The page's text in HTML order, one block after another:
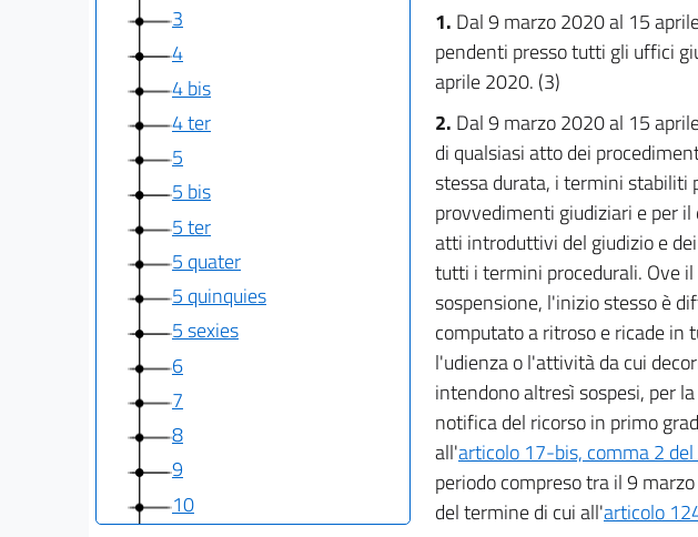
3
4
4 bis
4 ter
5
5 bis
5 ter
5 quater
5 quinquies
5 sexies
6
7
8
9
10
1. Dal 9 marzo 2020 al 15
pendenti presso tutti gli uffici
aprile 2020. (3)
2. Dal 9 marzo 2020 al 15
di qualsiasi atto dei
stessa durata, i termini stabiliti
provvedimenti giudiziari e per
atti introduttivi del giudizio e
tutti i termini procedurali. Ove
sospensione, l'inizio stesso è
computato a ritroso e ricade in
l'udienza o l'attività da cui
intendono altresì sospesi, per
notifica del ricorso in primo
all'articolo 17-bis, comma 2
periodo compreso tra il 9
del termine di cui all'articolo